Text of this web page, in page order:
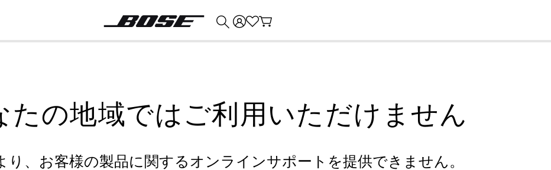
たの地域ではご利用いただけません
り、お客様の製品に関するオンラインサポートを提供できません。